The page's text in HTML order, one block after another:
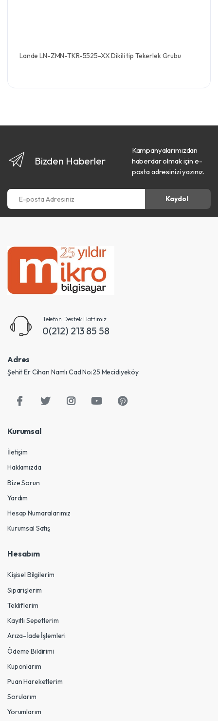
Lande LN-ZMN-TKR-5525-XX Dikili tip Tekerlek Grubu
Bizden Haberler
Kampanyalarımızdan
haberdar olmak için e-
posta adresinizi yazınız.
E-posta Adresiniz
Kaydol
Telefon Destek Hattımız
0(212) 213 85 58
Adres
Şehit Er Cihan Namlı Cad No:25 Mecidiyeköy
Kurumsal
İletişim
Hakkımızda
Bize Sorun
Yardım
Hesap Numaralarımız
Kurumsal Satış
Hesabım
Kişisel Bilgilerim
Siparişlerim
Tekliflerim
Kayıtlı Sepetlerim
Arıza-İade İşlemleri
Ödeme Bildirimi
Kuponlarım
Puan Hareketlerim
Sorularım
Yorumlarım